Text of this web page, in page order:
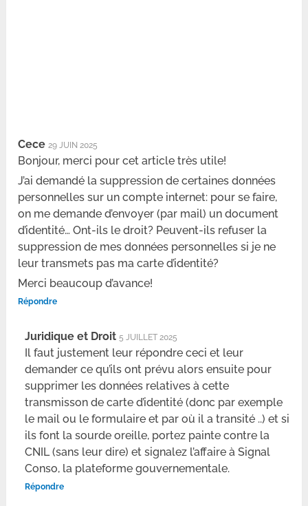
Cece 29 JUIN 2025
Bonjour, merci pour cet article très utile!
J’ai demandé la suppression de certaines données
personnelles sur un compte internet: pour se faire,
on me demande d’envoyer (par mail) un document
d’identité… Ont-ils le droit? Peuvent-ils refuser la
suppression de mes données personnelles si je ne
leur transmets pas ma carte d’identité?
Merci beaucoup d’avance!
Répondre
Juridique et Droit 5 JUILLET 2025
Il faut justement leur répondre ceci et leur
demander ce qu’ils ont prévu alors ensuite pour
supprimer les données relatives à cette
transmisson de carte d’identité (donc par exemple
le mail ou le formulaire et par où il a transité ..) et si
ils font la sourde oreille, portez painte contre la
CNIL (sans leur dire) et signalez l’affaire à Signal
Conso, la plateforme gouvernementale.
Répondre